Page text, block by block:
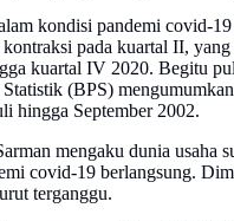
kondisi pandemi covid-
kontraksi pada kuartal II,
kuartal IV 2020. Begitu
Statistik (BPS)
hingga September 2002.
mengaku dunia usaha
covid-19 berlangsung.
terganggu.